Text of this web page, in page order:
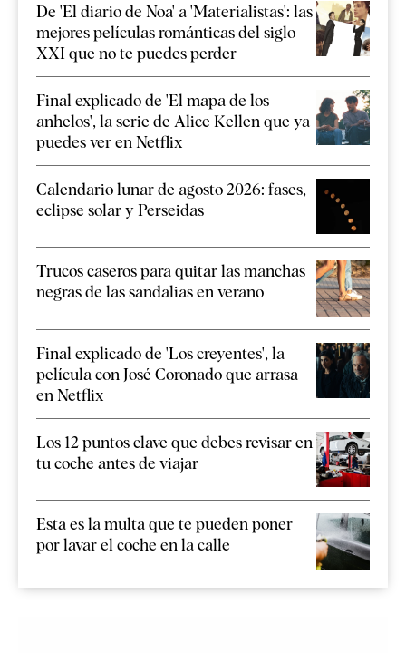
De 'El diario de Noa' a 'Materialistas': las
mejores películas románticas del siglo
XXI que no te puedes perder
Final explicado de 'El mapa de los
anhelos', la serie de Alice Kellen que ya
puedes ver en Netflix
Calendario lunar de agosto 2026: fases,
eclipse solar y Perseidas
Trucos caseros para quitar las manchas
negras de las sandalias en verano
Final explicado de 'Los creyentes', la
película con José Coronado que arrasa
en Netflix
Los 12 puntos clave que debes revisar en
tu coche antes de viajar
Esta es la multa que te pueden poner
por lavar el coche en la calle